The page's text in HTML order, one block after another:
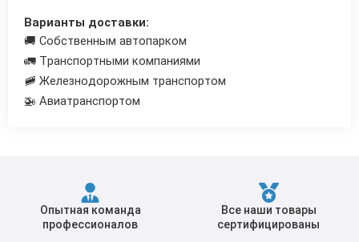
Варианты доставки:
🚚 Собственным автопарком
🚛 Транспортными компаниями
🚞 Железнодорожным транспортом
🚁 Авиатранспортом
Опытная команда
профессионалов
Все наши товары
сертифицированы